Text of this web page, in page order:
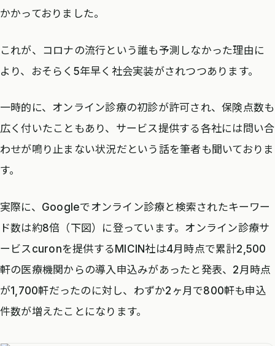
かかっておりました。
これが、コロナの流行という誰も予測しなかった理由に
より、おそらく5年早く社会実装がされつつあります。
一時的に、オンライン診療の初診が許可され、保険点数も
広く付いたこともあり、サービス提供する各社には問い合
わせが鳴り止まない状況だという話を筆者も聞いておりま
す。
実際に、Googleでオンライン診療と検索されたキーワー
ド数は約8倍（下図）に登っています。オンライン診療サ
ービスcuronを提供するMICIN社は4月時点で累計2,500
軒の医療機関からの導入申込みがあったと発表、2月時点
が1,700軒だったのに対し、わずか2ヶ月で800軒も申込
件数が増えたことになります。